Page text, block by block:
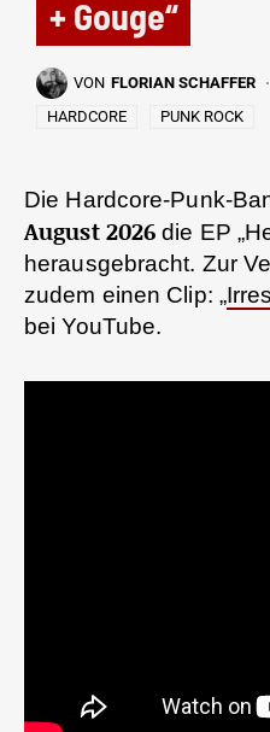
+ Gouge“
VON FLORIAN SCHAFFER
HARDCORE PUNK ROCK
Die Hardcore-Punk-
August 2026 die EP
herausgebracht. Zur
zudem einen Clip: „
bei YouTube.